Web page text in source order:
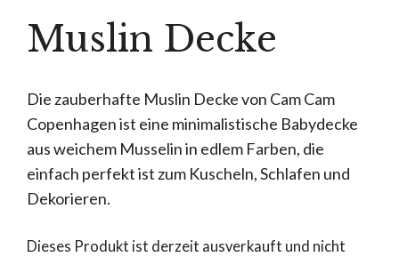
Muslin Decke
Die zauberhafte Muslin Decke von Cam Cam
Copenhagen ist eine minimalistische Babydecke
aus weichem Musselin in edlem Farben, die
einfach perfekt ist zum Kuscheln, Schlafen und
Dekorieren.
Dieses Produkt ist derzeit ausverkauft und nicht